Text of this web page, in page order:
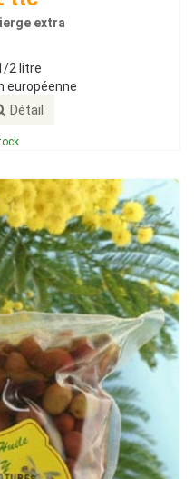
extra
2 litre
européenne
Détail